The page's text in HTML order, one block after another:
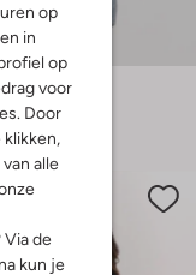
op
in
op
voor
Door
klikken,
alle
Via de
kun je
item
Klein
€ 47,99